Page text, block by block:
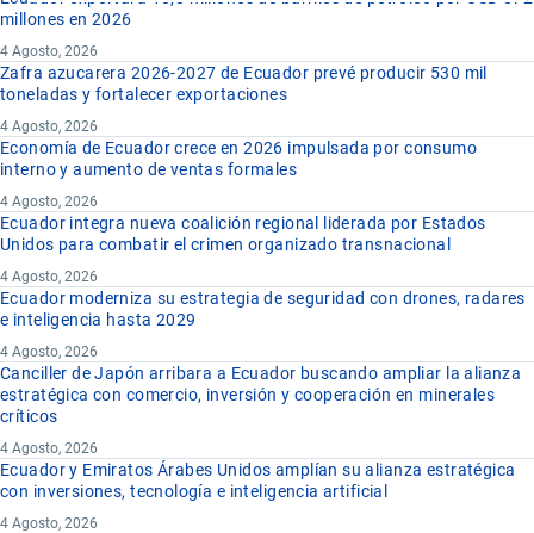
millones en 2026
4 Agosto, 2026
Zafra azucarera 2026-2027 de Ecuador prevé producir 530 mil
toneladas y fortalecer exportaciones
4 Agosto, 2026
Economía de Ecuador crece en 2026 impulsada por consumo
interno y aumento de ventas formales
4 Agosto, 2026
Ecuador integra nueva coalición regional liderada por Estados
Unidos para combatir el crimen organizado transnacional
4 Agosto, 2026
Ecuador moderniza su estrategia de seguridad con drones, radares
e inteligencia hasta 2029
4 Agosto, 2026
Canciller de Japón arribara a Ecuador buscando ampliar la alianza
estratégica con comercio, inversión y cooperación en minerales
críticos
4 Agosto, 2026
Ecuador y Emiratos Árabes Unidos amplían su alianza estratégica
con inversiones, tecnología e inteligencia artificial
4 Agosto, 2026